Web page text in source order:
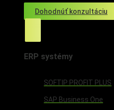
Dohodnúť konzultáciu
ERP systémy
SOFTIP PROFIT PLUS
SAP Business One